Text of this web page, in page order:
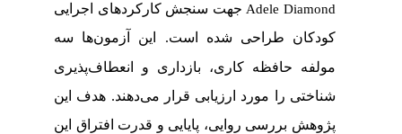
Adele Diamondجهت سنجش کارکردهای اجرایی
کودکان طراحی شده است. این آزمونها سه
مولفه حافظه کاری، بازداری و انعطاف­‌پذیری
شناختی را مورد ارزیابی قرار می­‌دهند. هدف این
پژوهش بررسی روایی، پایایی و قدرت افتراق این